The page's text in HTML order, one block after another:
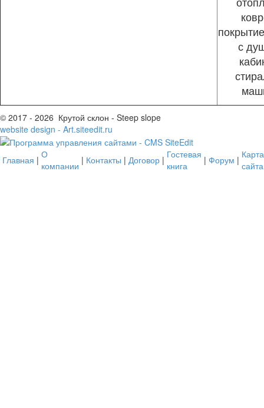
с
© 2017 - 2026 Крутой склон - Steep slope
website design - Art.siteedit.ru
Главная | О
компании | Контакты | Договор | Гостевая
книга
| Форум | Карта
сайта